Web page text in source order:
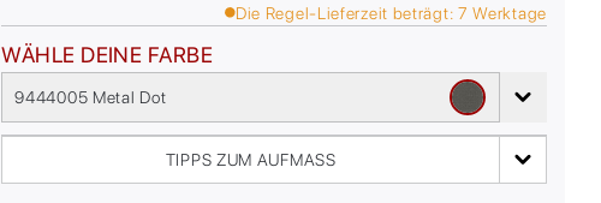
Die Regel-Lieferzeit beträgt: 7 Werktage
WÄHLE DEINE FARBE
9444005 Metal Dot
TIPPS ZUM AUFMASS